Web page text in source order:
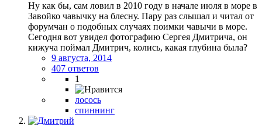
Ну как бы, сам ловил в 2010 году в начале июля в море в
Завойко чавычку на блесну. Пару раз слышал и читал от
форумчан о подобных случаях поимки чавычи в море.
Сегодня вот увидел фотографию Сергея Дмитрича, он
кижуча поймал Дмитрич, колись, какая глубина была?
9 августа, 2014
407 ответов
1
лосось
спиннинг